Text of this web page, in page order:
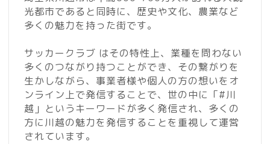
光都市であると同時に、歴史や文化、農業など
多くの魅力を持った街です。
サッカークラブ はその特性上、業種を問わない
多くのつながり持つことができ、その繋がりを
生かしながら、事業者様や個人の方の想いをオ
ンライン上で発信することで、世の中に「#川
越」というキーワードが多く発信され、多くの
方に川越の魅力を発信することを重視して運営
されています。